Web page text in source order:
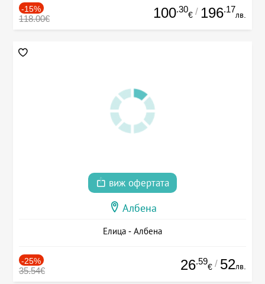
-15%
118.00€ 100.30
€ / 196.17
лв.
виж офертата
Албена
Елица - Албена
-25%
35.54€ 26.59
€ / 52лв.